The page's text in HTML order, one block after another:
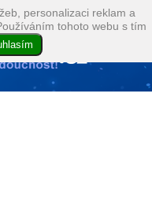
personalizaci reklam a
tohoto webu s tím